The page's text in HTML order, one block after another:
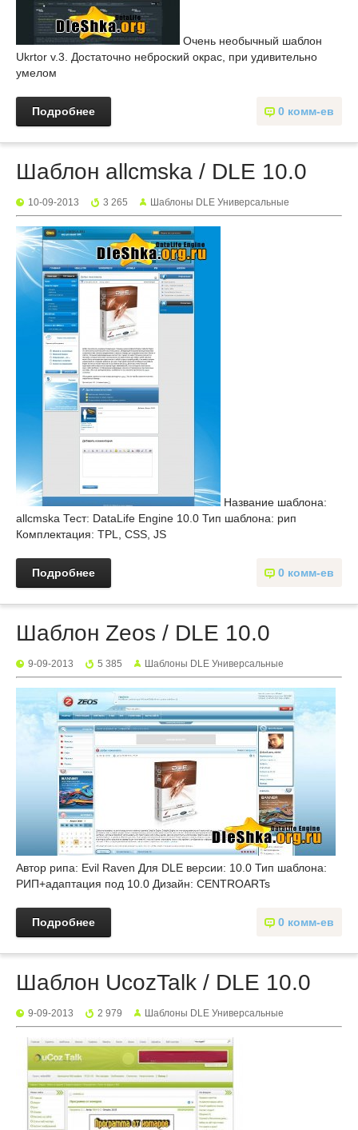
Очень необычный шаблон
Ukrtor v.3. Достаточно неброский окрас, при удивительно
умелом
0 комм-ев
Подробнее
Шаблон allcmska / DLE 10.0
10-09-2013 3 265 Шаблоны DLE Универсальные
Название шаблона:
allcmska Тест: DataLife Engine 10.0 Тип шаблона: рип
Комплектация: TPL, CSS, JS
0 комм-ев
Подробнее
Шаблон Zeos / DLE 10.0
9-09-2013 5 385 Шаблоны DLE Универсальные
Автор рипа: Evil Raven Для DLE версии: 10.0 Тип шаблона:
РИП+адаптация под 10.0 Дизайн: CENTROARTs
0 комм-ев
Подробнее
Шаблон UcozTalk / DLE 10.0
9-09-2013 2 979 Шаблоны DLE Универсальные